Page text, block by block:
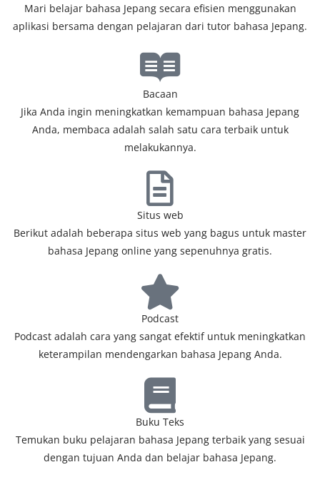
Mari belajar bahasa Jepang secara efisien menggunakan
aplikasi bersama dengan pelajaran dari tutor bahasa Jepang.
Bacaan
Jika Anda ingin meningkatkan kemampuan bahasa Jepang
Anda, membaca adalah salah satu cara terbaik untuk
melakukannya.
Situs web
Berikut adalah beberapa situs web yang bagus untuk master
bahasa Jepang online yang sepenuhnya gratis.
Podcast
Podcast adalah cara yang sangat efektif untuk meningkatkan
keterampilan mendengarkan bahasa Jepang Anda.
Buku Teks
Temukan buku pelajaran bahasa Jepang terbaik yang sesuai
dengan tujuan Anda dan belajar bahasa Jepang.